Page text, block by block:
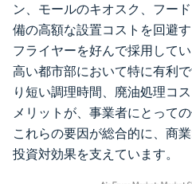
ン、モールのキオスク、フー
備の高額な設置コストを回避
フライヤーを好んで採用して
高い都市部において特に有利
り短い調理時間、廃油処理コ
メリットが、事業者にとって
これらの要因が総合的に、商
投資対効果を支えています。